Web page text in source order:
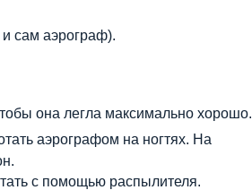
сам аэрограф).
она легла максимально хорошо.
аэрографом на ногтях. На
с помощью распылителя.